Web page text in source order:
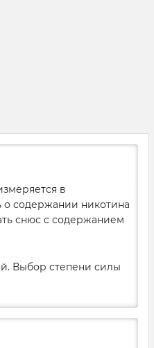
в
о содержании никотина
снюс с содержанием
Выбор степени силы